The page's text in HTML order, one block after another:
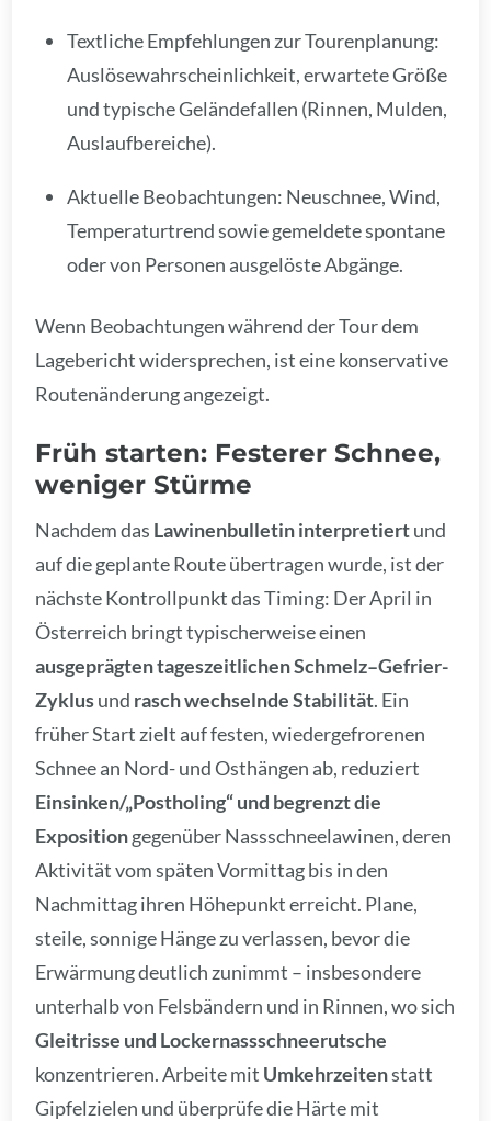
Textliche Empfehlungen zur Tourenplanung:
Auslösewahrscheinlichkeit, erwartete Größe
und typische Geländefallen (Rinnen, Mulden,
Auslaufbereiche).
Aktuelle Beobachtungen: Neuschnee, Wind,
Temperaturtrend sowie gemeldete spontane
oder von Personen ausgelöste Abgänge.
Wenn Beobachtungen während der Tour dem
Lagebericht widersprechen, ist eine konservative
Routenänderung angezeigt.
Früh starten: Festerer Schnee,
weniger Stürme
Nachdem das Lawinenbulletin interpretiertund
auf die geplante Route übertragen wurde, ist der
nächste Kontrollpunkt das Timing: Der April in
Österreich bringt typischerweise einen
ausgeprägten tageszeitlichen Schmelz–Gefrier-
Zyklusund rasch wechselnde Stabilität. Ein
früher Start zielt auf festen, wiedergefrorenen
Schnee an Nord- und Osthängen ab, reduziert
Einsinken/„Postholing“ und begrenzt die
Expositiongegenüber Nassschneelawinen, deren
Aktivität vom späten Vormittag bis in den
Nachmittag ihren Höhepunkt erreicht. Plane,
steile, sonnige Hänge zu verlassen, bevor die
Erwärmung deutlich zunimmt – insbesondere
unterhalb von Felsbändern und in Rinnen, wo sich
Gleitrisse und Lockernassschneerutsche
konzentrieren. Arbeite mit Umkehrzeitenstatt
Gipfelzielen und überprüfe die Härte mit